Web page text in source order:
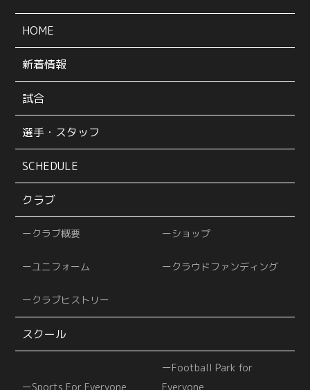
HOME
新着情報
試合
選手・スタッフ
SCHEDULE
クラブ
クラブ概要 ショップ
ユニフォーム クラウドファンディング
クラブヒストリー
スクール
Sports For Everyone
Football Park for
Everyone